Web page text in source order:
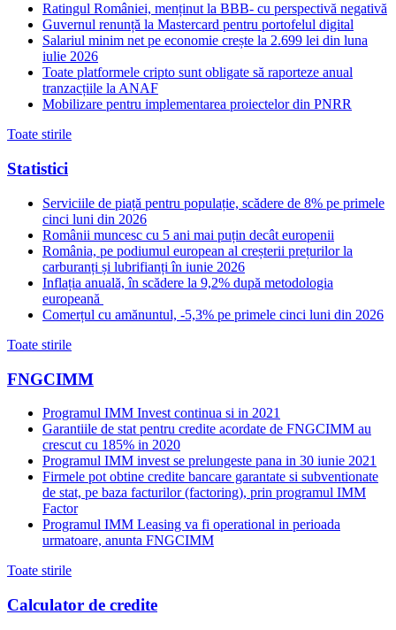
Ratingul României, menținut la BBB- cu perspectivă negativă
Guvernul renunță la Mastercard pentru portofelul digital
Salariul minim net pe economie crește la 2.699 lei din luna
iulie 2026
Toate platformele cripto sunt obligate să raporteze anual
tranzacțiile la ANAF
Mobilizare pentru implementarea proiectelor din PNRR
Toate stirile
Statistici
Serviciile de piață pentru populație, scădere de 8% pe primele
cinci luni din 2026
Românii muncesc cu 5 ani mai puțin decât europenii
România, pe podiumul european al creșterii prețurilor la
carburanți și lubrifianți în iunie 2026
Inflația anuală, în scădere la 9,2% după metodologia
europeană
Comerțul cu amănuntul, -5,3% pe primele cinci luni din 2026
Toate stirile
FNGCIMM
Programul IMM Invest continua si in 2021
Garantiile de stat pentru credite acordate de FNGCIMM au
crescut cu 185% in 2020
Programul IMM invest se prelungeste pana in 30 iunie 2021
Firmele pot obtine credite bancare garantate si subventionate
de stat, pe baza facturilor (factoring), prin programul IMM
Factor
Programul IMM Leasing va fi operational in perioada
urmatoare, anunta FNGCIMM
Toate stirile
Calculator de credite